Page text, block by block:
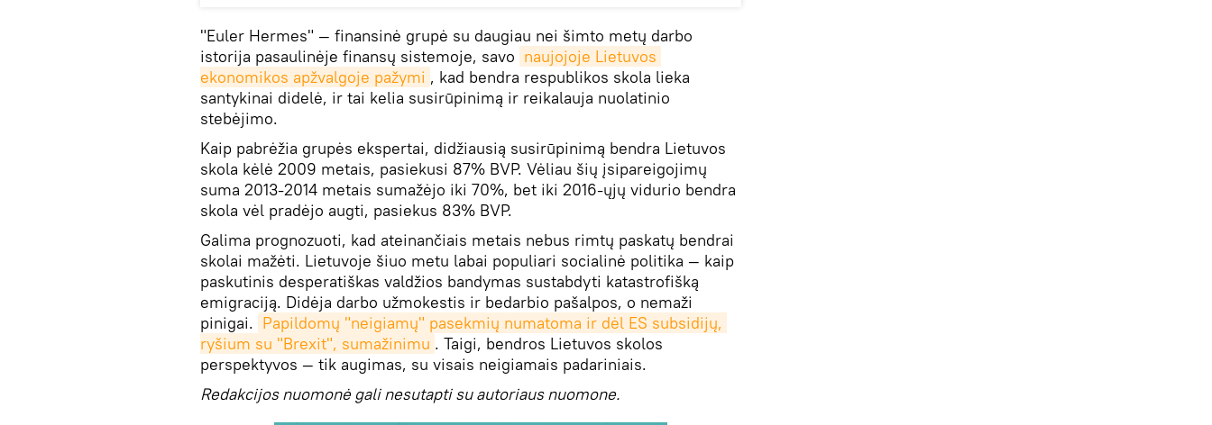
"Euler Hermes" — finansinė grupė su daugiau nei šimto metų darbo
istorija pasaulinėje finansų sistemoje, savo naujojoje Lietuvos
ekonomikos apžvalgoje pažymi , kad bendra respublikos skola lieka
santykinai didelė, ir tai kelia susirūpinimą ir reikalauja nuolatinio
stebėjimo.
Kaip pabrėžia grupės ekspertai, didžiausią susirūpinimą bendra Lietuvos
skola kėlė 2009 metais, pasiekusi 87% BVP. Vėliau šių įsipareigojimų
suma 2013-2014 metais sumažėjo iki 70%, bet iki 2016-ųjų vidurio bendra
skola vėl pradėjo augti, pasiekus 83% BVP.
Galima prognozuoti, kad ateinančiais metais nebus rimtų paskatų bendrai
skolai mažėti. Lietuvoje šiuo metu labai populiari socialinė politika — kaip
paskutinis desperatiškas valdžios bandymas sustabdyti katastrofišką
emigraciją. Didėja darbo užmokestis ir bedarbio pašalpos, o nemaži
pinigai. Papildomų "neigiamų" pasekmių numatoma ir dėl ES subsidijų,
ryšium su "Brexit", sumažinimu . Taigi, bendros Lietuvos skolos
perspektyvos — tik augimas, su visais neigiamais padariniais.
Redakcijos nuomonė gali nesutapti su autoriaus nuomone.